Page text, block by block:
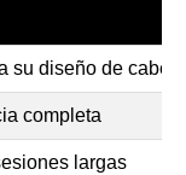
su diseño de
completa
largas